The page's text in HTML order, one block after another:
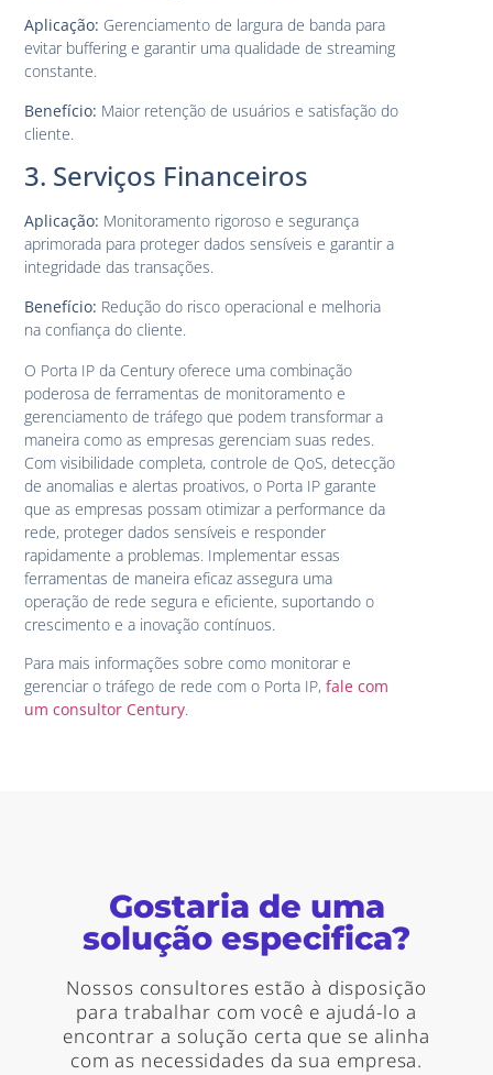
Aplicação: Gerenciamento de largura de banda para
evitar buffering e garantir uma qualidade de streaming
constante.
Benefício: Maior retenção de usuários e satisfação do
cliente.
3. Serviços Financeiros
Aplicação: Monitoramento rigoroso e segurança
aprimorada para proteger dados sensíveis e garantir a
integridade das transações.
Benefício: Redução do risco operacional e melhoria
na confiança do cliente.
O Porta IP da Century oferece uma combinação
poderosa de ferramentas de monitoramento e
gerenciamento de tráfego que podem transformar a
maneira como as empresas gerenciam suas redes.
Com visibilidade completa, controle de QoS, detecção
de anomalias e alertas proativos, o Porta IP garante
que as empresas possam otimizar a performance da
rede, proteger dados sensíveis e responder
rapidamente a problemas. Implementar essas
ferramentas de maneira eficaz assegura uma
operação de rede segura e eficiente, suportando o
crescimento e a inovação contínuos.
Para mais informações sobre como monitorar e
gerenciar o tráfego de rede com o Porta IP,fale com
um consultor Century.
Gostaria de uma
solução especifica?
Nossos consultores estão à disposição
para trabalhar com você e ajudá-lo a
encontrar a solução certa que se alinha
com as necessidades da sua empresa.